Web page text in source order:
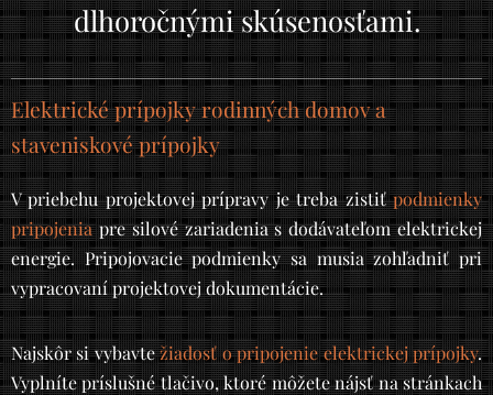
dlhoročnými skúsenosťami.
Elektrické prípojky rodinných domov a
staveniskové prípojky
V priebehu projektovej prípravy je treba zistiťpodmienky
pripojeniapre silové zariadenia s dodávateľom elektrickej
energie. Pripojovacie podmienky sa musia zohľadniť pri
vypracovaní projektovej dokumentácie.
Najskôr si vybavtežiadosť o pripojenie elektrickej prípojky.
Vyplníte príslušné tlačivo, ktoré môžete nájsť na stránkach